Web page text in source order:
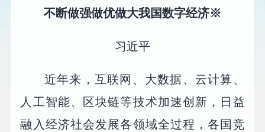
不断做强做优做大我国数字经济※
习近平
近年来，互联网、大数据、云计算、
人工智能、区块链等技术加速创新，日益
融入经济社会发展各领域全过程，各国竞